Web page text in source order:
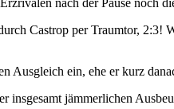
Castrop per Traumtor,
Ausgleich ein, ehe er kurz
jämmerlichen